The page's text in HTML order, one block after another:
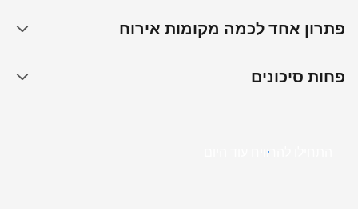
פתרון אחד לכמה מקומות אירוח
פחות סיכונים
התחילו להרוויח עוד היום